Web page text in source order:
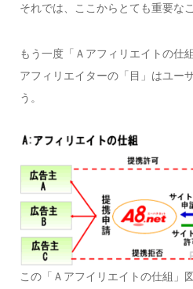
それでは、ここからとても重要な
もう一度「Ａアフィリエイトの仕
アフィリエイターの「目」はユー
う。
この「Ａアフイリエイトの仕組」